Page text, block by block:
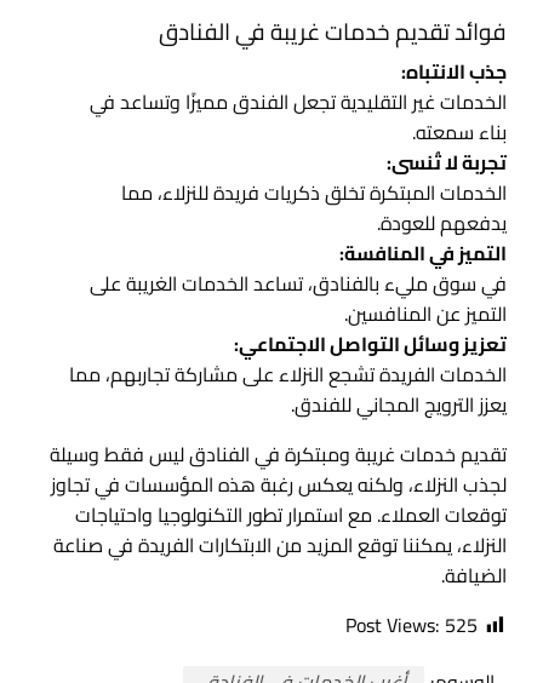
فوائد تقديم خدمات غريبة في الفنادق
جذب الانتباه:
الخدمات غير التقليدية تجعل الفندق مميزًا وتساعد في
بناء سمعته.
تجربة لا تُنسى:
الخدمات المبتكرة تخلق ذكريات فريدة للنزلاء، مما
يدفعهم للعودة.
التميز في المنافسة:
في سوق مليء بالفنادق، تساعد الخدمات الغريبة على
التميز عن المنافسين.
تعزيز وسائل التواصل الاجتماعي:
الخدمات الفريدة تشجع النزلاء على مشاركة تجاربهم، مما
يعزز الترويج المجاني للفندق.
تقديم خدمات غريبة ومبتكرة في الفنادق ليس فقط وسيلة
لجذب النزلاء، ولكنه يعكس رغبة هذه المؤسسات في تجاوز
توقعات العملاء. مع استمرار تطور التكنولوجيا واحتياجات
النزلاء، يمكننا توقع المزيد من الابتكارات الفريدة في صناعة
الضيافة.
Post Views: 525